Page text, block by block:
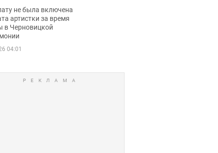
получала
не была включена
артистки за время
в Черновицкой
04:01